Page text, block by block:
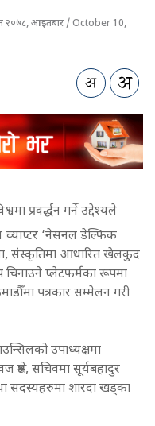
२०७८, आइतबार / October 10,
प्रवर्द्धन गर्ने उद्देश्यले
च्याप्टर ‘नेसनल डेल्फिक
संस्कृतिमा आधारित खेलकुद
चिनाउने प्लेटफर्मका रूपमा
पत्रकार सम्मेलन गरी
उपाध्यक्षमा
सचिवमा सूर्यबहादुर
सदस्यहरुमा शारदा खड्का